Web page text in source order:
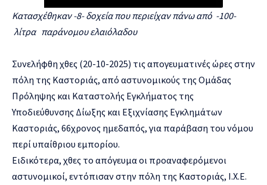
Κατασχέθηκαν -8- δοχεία που περιείχαν πάνω από -100-
λίτρα παράνομου ελαιόλαδου
Συνελήφθη χθες (20-10-2025) τις απογευματινές ώρες στην
πόλη της Καστοριάς, από αστυνομικούς της Ομάδας
Πρόληψης και Καταστολής Εγκλήματος της
Υποδιεύθυνσης Δίωξης και Εξιχνίασης Εγκλημάτων
Καστοριάς, 66χρονος ημεδαπός, για παράβαση του νόμου
περί υπαίθριου εμπορίου.
Ειδικότερα, χθες το απόγευμα οι προαναφερόμενοι
αστυνομικοί, εντόπισαν στην πόλη της Καστοριάς, Ι.Χ.Ε.